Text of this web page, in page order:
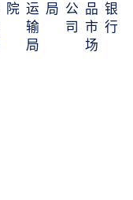
院 运
输
局
局 公
司
品
市
场
银
行